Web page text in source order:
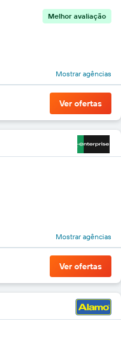
Melhor avaliação
Mostrar agências
Ver ofertas
Mostrar agências
Ver ofertas